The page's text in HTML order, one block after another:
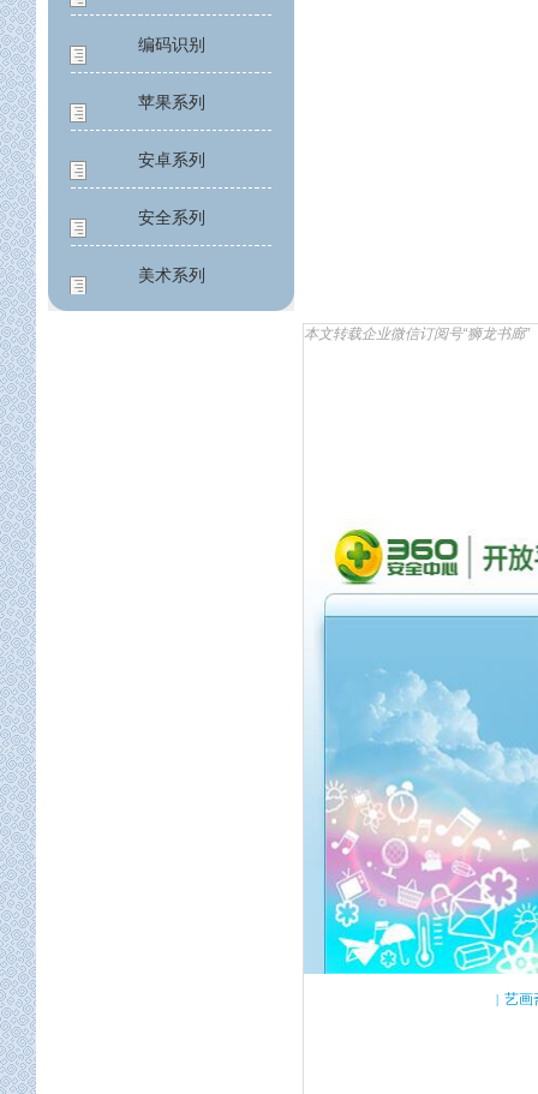
编码识别
苹果系列
安卓系列
安全系列
美术系列
本文转载企业微信订阅号“狮龙书廊”
| 艺画